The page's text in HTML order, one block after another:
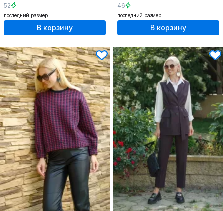
52
последний размер
В корзину
46
последний размер
В корзину